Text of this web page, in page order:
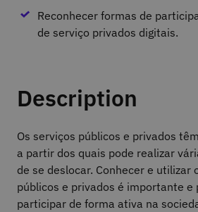
Reconhecer formas de
de serviço privados digitais.
Description
Os serviços públicos e privados
a partir dos quais pode realizar
de se deslocar. Conhecer e utilizar
públicos e privados é importante e
participar de forma ativa na